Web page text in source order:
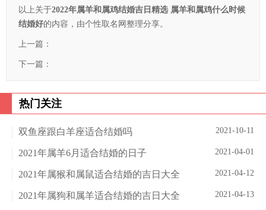
以上关于2022年属羊和属鸡结婚吉日精选 属羊和属鸡什么时候
结婚好的内容，由个性取名网整理分享。
上一篇：
下一篇：
热门关注
2021-10-11
双鱼座跟白羊座适合结婚吗
2021-04-01
2021年属羊6月适合结婚的日子
2021-04-12
2021年属猴和属鼠适合结婚的吉日大全
2021-04-13
2021年属狗和属羊适合结婚的吉日大全